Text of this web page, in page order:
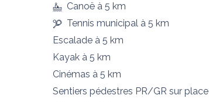
Canoë à 5 km
Tennis municipal à 5 km
Escalade à 5 km
Kayak à 5 km
Cinémas à 5 km
Sentiers pédestres PR/GR sur place